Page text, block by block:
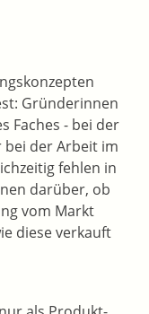
Gründerinnen
Faches - bei der
bei der Arbeit im
fehlen in
darüber, ob
vom Markt
diese verkauft